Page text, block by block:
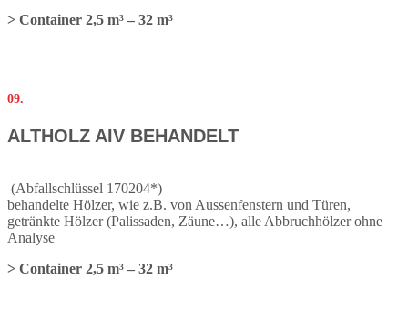
> Container 2,5 m³ – 32 m³
09.
ALTHOLZ AIV BEHANDELT
(Abfallschlüssel 170204*)
behandelte Hölzer, wie z.B. von Aussenfenstern und Türen,
getränkte Hölzer (Palissaden, Zäune…), alle Abbruchhölzer ohne
Analyse
> Container 2,5 m³ – 32 m³